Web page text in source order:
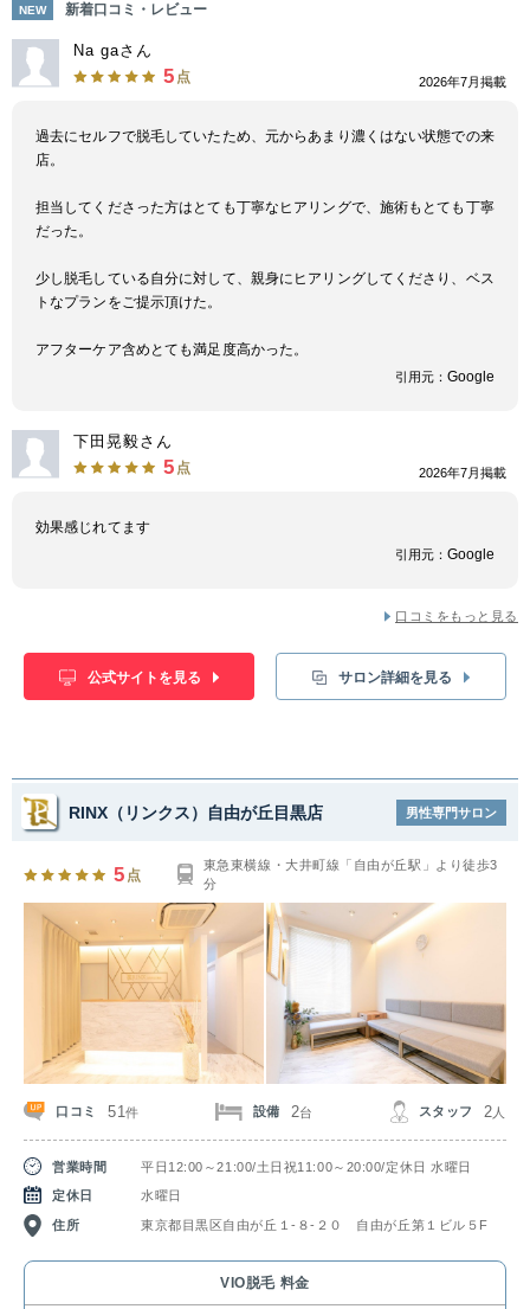
NEW 新着口コミ・レビュー
Na gaさん
5 点 2026年7月掲載
過去にセルフで脱毛していたため、元からあまり濃くはない状態での来
店。
担当してくださった方はとても丁寧なヒアリングで、施術もとても丁寧
だった。
少し脱毛している自分に対して、親身にヒアリングしてくださり、ベス
トなプランをご提示頂けた。
アフターケア含めとても満足度高かった。
引用元： Google
下田晃毅さん
5 点 2026年7月掲載
効果感じれてます
引用元： Google
口コミをもっと見る
公式サイトを見る サロン詳細を見る
RINX（リンクス）自由が丘目黒店 男性専門サロン
5 点
東急東横線・大井町線「自由が丘駅」より徒歩3
分
口コミ 51件 設備 2台 スタッフ 2 人
営業時間
平日12:00～21:00/土日祝11:00～20:00/定休日 水曜日
定休日
水曜日
住所 東京都目黒区自由が丘１-８-２０ 自由が丘第１ビル５F
VIO脱毛 料金